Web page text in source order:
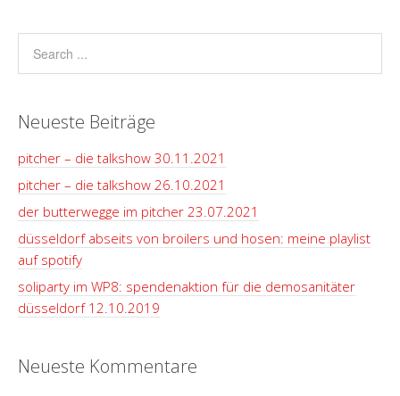
Neueste Beiträge
pitcher – die talkshow 30.11.2021
pitcher – die talkshow 26.10.2021
der butterwegge im pitcher 23.07.2021
düsseldorf abseits von broilers und hosen: meine playlist
auf spotify
soliparty im WP8: spendenaktion für die demosanitäter
düsseldorf 12.10.2019
Neueste Kommentare